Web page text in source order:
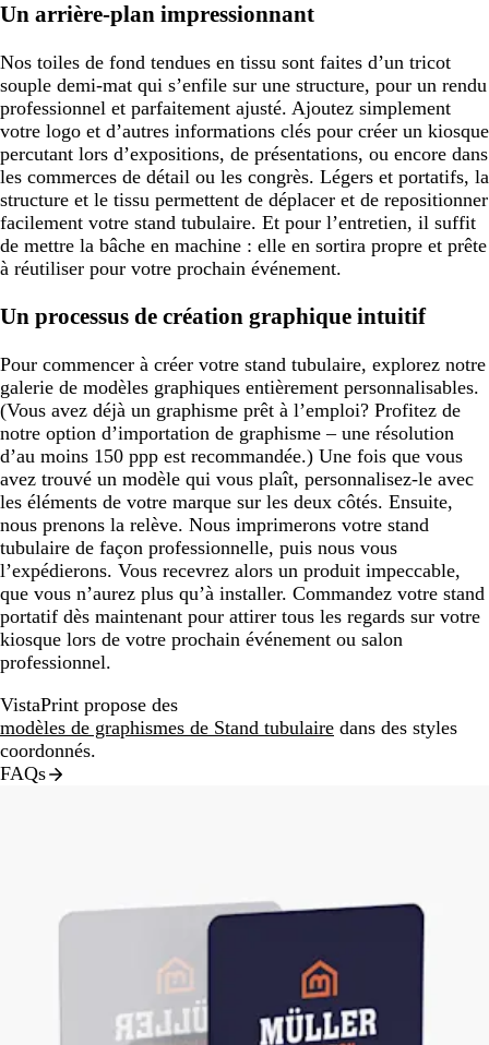
Un arrière-plan impressionnant
Nos toiles de fond tendues en tissu sont faites d’un tricot
souple demi-mat qui s’enfile sur une structure, pour un rendu
professionnel et parfaitement ajusté. Ajoutez simplement
votre logo et d’autres informations clés pour créer un kiosque
percutant lors d’expositions, de présentations, ou encore dans
les commerces de détail ou les congrès. Légers et portatifs, la
structure et le tissu permettent de déplacer et de repositionner
facilement votre stand tubulaire. Et pour l’entretien, il suffit
de mettre la bâche en machine : elle en sortira propre et prête
à réutiliser pour votre prochain événement.
Un processus de création graphique intuitif
Pour commencer à créer votre stand tubulaire, explorez notre
galerie de modèles graphiques entièrement personnalisables.
(Vous avez déjà un graphisme prêt à l’emploi? Profitez de
notre option d’importation de graphisme – une résolution
d’au moins 150 ppp est recommandée.) Une fois que vous
avez trouvé un modèle qui vous plaît, personnalisez-le avec
les éléments de votre marque sur les deux côtés. Ensuite,
nous prenons la relève. Nous imprimerons votre stand
tubulaire de façon professionnelle, puis nous vous
l’expédierons. Vous recevrez alors un produit impeccable,
que vous n’aurez plus qu’à installer. Commandez votre stand
portatif dès maintenant pour attirer tous les regards sur votre
kiosque lors de votre prochain événement ou salon
professionnel.
VistaPrint propose des
modèles de graphismes de Stand tubulaire dans des styles
coordonnés.
FAQs